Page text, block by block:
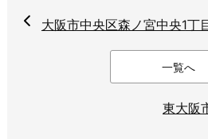
大阪市中央区森ノ宮中央1
一覧へ
東大阪